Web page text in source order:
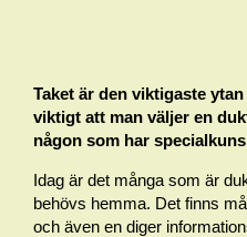
Taket är den viktigaste
viktigt att man väljer en
någon som har
Idag är det många som är
behövs hemma. Det finns
och även en diger